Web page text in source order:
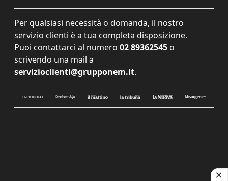
Per qualsiasi necessità o domanda, il nostro
servizio clienti è a tua completa disposizione.
Puoi contattarci al numero 02 89362545 o
scrivendo una mail a
servizioclienti@grupponem.it.